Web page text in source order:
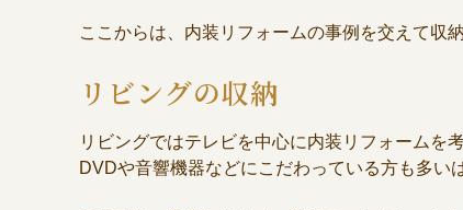
ここからは、内装リフォームの事例を交えて収
リビングの収納
リビングではテレビを中心に内装リフォームを
DVDや音響機器などにこだわっている方も多い